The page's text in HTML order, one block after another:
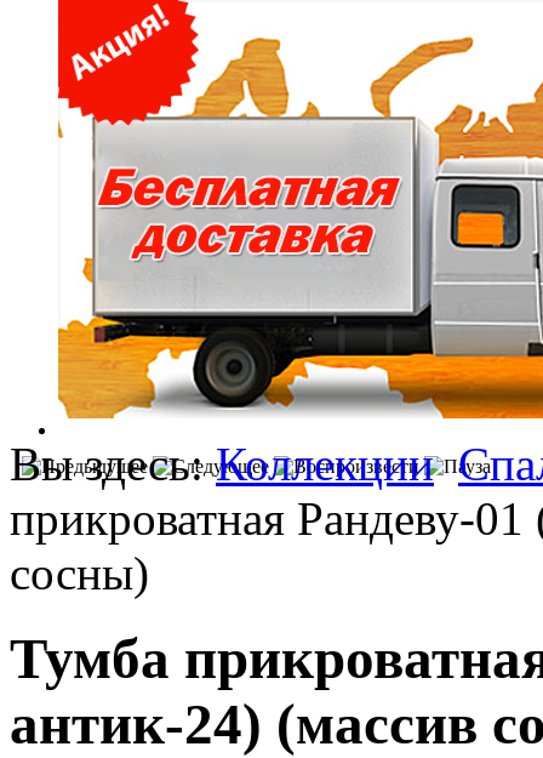
Вы здесь:Коллекции
прикроватная Рандеву-
сосны)
Тумба
антик-24) (массив